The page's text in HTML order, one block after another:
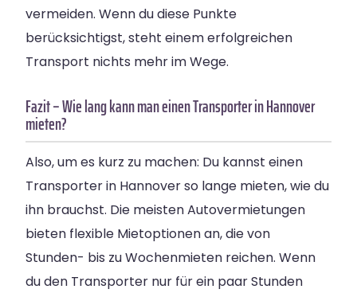
vermeiden. Wenn du diese Punkte
berücksichtigst, steht einem erfolgreichen
Transport nichts mehr im Wege.
Fazit – Wie lang kann man einen Transporter in Hannover
mieten?
Also, um es kurz zu machen: Du kannst einen
Transporter in Hannover so lange mieten, wie du
ihn brauchst. Die meisten Autovermietungen
bieten flexible Mietoptionen an, die von
Stunden- bis zu Wochenmieten reichen. Wenn
du den Transporter nur für ein paar Stunden